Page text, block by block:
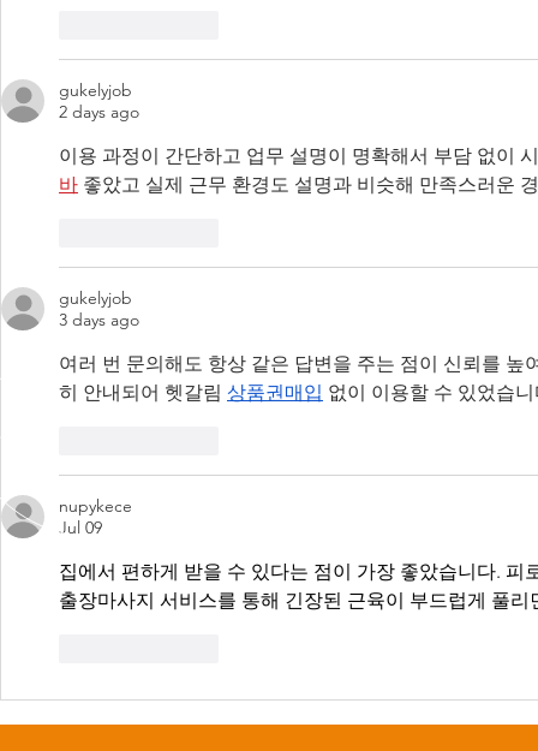
gukelyjob
2 days ago
이용 과정이 간단하고 업무 설명이 명확해서 부담 없이
바 좋았고 실제 근무 환경도 설명과 비슷해 만족스러운
gukelyjob
3 days ago
여러 번 문의해도 항상 같은 답변을 주는 점이 신뢰를 높
히 안내되어 헷갈림 상품권매입 없이 이용할 수 있었습
nupykece
Jul 09
집에서 편하게 받을 수 있다는 점이 가장 좋았습니다. 피
출장마사지 서비스를 통해 긴장된 근육이 부드럽게 풀